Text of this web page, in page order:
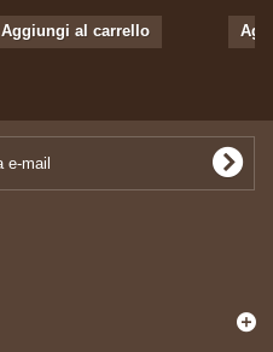
Aggiungi al carrello